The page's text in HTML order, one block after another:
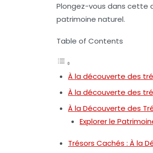
Plongez-vous dans cette
patrimoine naturel.
Table of Contents
À la découverte des
À la découverte des
À la Découverte des
Explorer le
Trésors Cachés : À la